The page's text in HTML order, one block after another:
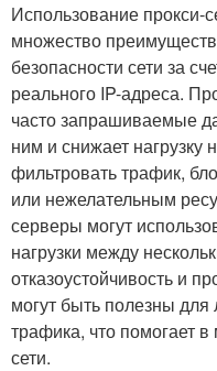
Использование прокси-
множество
безопасности сети за
реального IP-адреса.
часто запрашиваемые
ним и снижает нагрузку
фильтровать трафик,
или нежелательным
серверы могут
нагрузки между
отказоустойчивость и
могут быть полезны
трафика, что помогает
сети.